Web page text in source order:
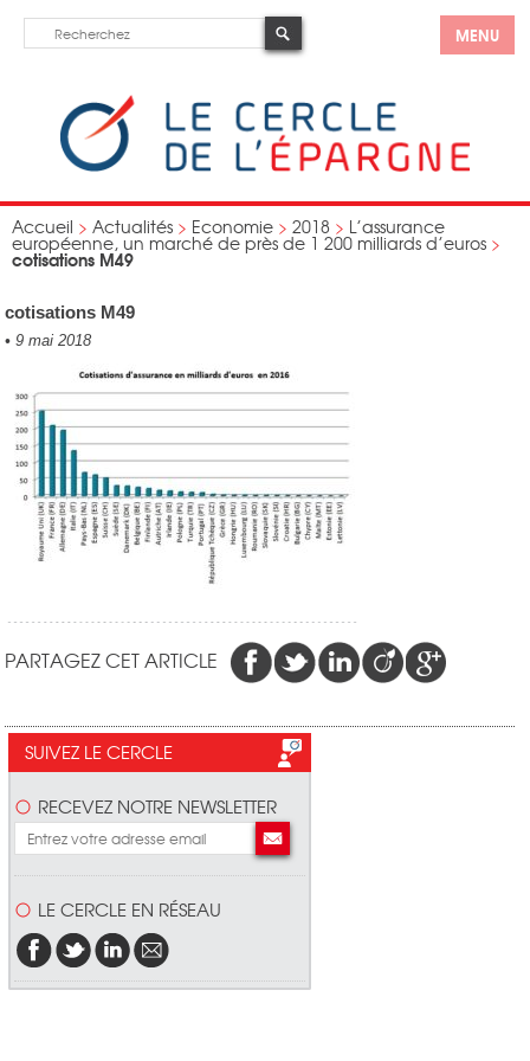
MENU
Accueil > Actualités > Economie > 2018 > L’assurance
européenne, un marché de près de 1 200 milliards d’euros >
cotisations M49
cotisations M49
• 9 mai 2018
PARTAGEZ CET ARTICLE
SUIVEZ LE CERCLE
RECEVEZ NOTRE NEWSLETTER
LE CERCLE EN RÉSEAU